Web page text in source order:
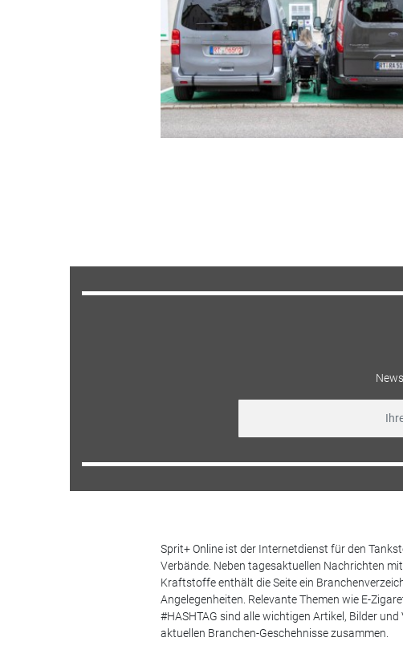
Sprit+ Online ist der Internetdienst für den
Verbände. Neben tagesaktuellen Nachrichten
Kraftstoffe enthält die Seite ein
Angelegenheiten. Relevante Themen wie E-
#HASHTAG sind alle wichtigen Artikel, Bilder
aktuellen Branchen-Geschehnisse zusammen.